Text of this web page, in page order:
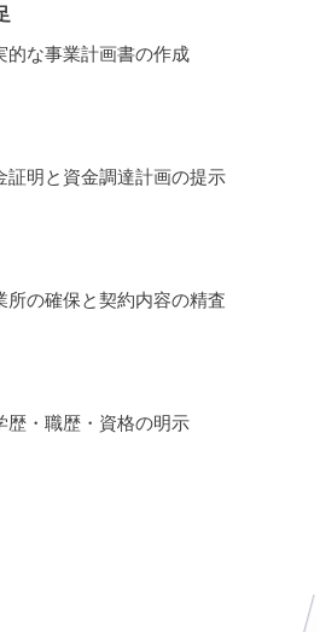
的な事業計画書の作成
証明と資金調達計画の提示
所の確保と契約内容の精査
歴・職歴・資格の明示